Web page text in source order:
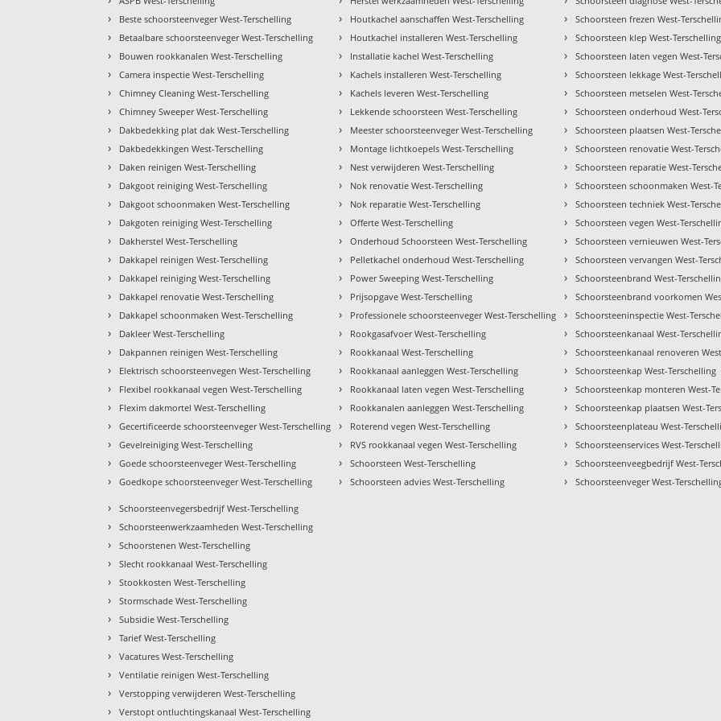
› Beste schoorsteenveger West-Terschelling
› Betaalbare schoorsteenveger West-Terschelling
› Bouwen rookkanalen West-Terschelling
› Camera inspectie West-Terschelling
› Chimney Cleaning West-Terschelling
› Chimney Sweeper West-Terschelling
› Dakbedekking plat dak West-Terschelling
› Dakbedekkingen West-Terschelling
› Daken reinigen West-Terschelling
› Dakgoot reiniging West-Terschelling
› Dakgoot schoonmaken West-Terschelling
› Dakgoten reiniging West-Terschelling
› Dakherstel West-Terschelling
› Dakkapel reinigen West-Terschelling
› Dakkapel reiniging West-Terschelling
› Dakkapel renovatie West-Terschelling
› Dakkapel schoonmaken West-Terschelling
› Dakleer West-Terschelling
› Dakpannen reinigen West-Terschelling
› Elektrisch schoorsteenvegen West-Terschelling
› Flexibel rookkanaal vegen West-Terschelling
› Flexim dakmortel West-Terschelling
› Gecertificeerde schoorsteenveger West-Terschelling
› Gevelreiniging West-Terschelling
› Goede schoorsteenveger West-Terschelling
› Goedkope schoorsteenveger West-Terschelling
› Houtkachel aanschaffen West-Terschelling
› Houtkachel installeren West-Terschelling
› Installatie kachel West-Terschelling
› Kachels installeren West-Terschelling
› Kachels leveren West-Terschelling
› Lekkende schoorsteen West-Terschelling
› Meester schoorsteenveger West-Terschelling
› Montage lichtkoepels West-Terschelling
› Nest verwijderen West-Terschelling
› Nok renovatie West-Terschelling
› Nok reparatie West-Terschelling
› Offerte West-Terschelling
› Onderhoud Schoorsteen West-Terschelling
› Pelletkachel onderhoud West-Terschelling
› Power Sweeping West-Terschelling
› Prijsopgave West-Terschelling
› Professionele schoorsteenveger West-Terschelling
› Rookgasafvoer West-Terschelling
› Rookkanaal West-Terschelling
› Rookkanaal aanleggen West-Terschelling
› Rookkanaal laten vegen West-Terschelling
› Rookkanalen aanleggen West-Terschelling
› Roterend vegen West-Terschelling
› RVS rookkanaal vegen West-Terschelling
› Schoorsteen West-Terschelling
› Schoorsteen advies West-Terschelling
› Schoorsteen frezen West-
› Schoorsteen klep West-Terschelling
› Schoorsteen laten vegen West-
› Schoorsteen lekkage West-
› Schoorsteen metselen West-
› Schoorsteen onderhoud West-
› Schoorsteen plaatsen West-
› Schoorsteen renovatie West-
› Schoorsteen reparatie West-
› Schoorsteen schoonmaken West-
› Schoorsteen techniek West-
› Schoorsteen vegen West-
› Schoorsteen vernieuwen West-
› Schoorsteen vervangen West-
› Schoorsteenbrand West-
› Schoorsteenbrand voorkomen
› Schoorsteeninspectie West-
› Schoorsteenkanaal West-
› Schoorsteenkanaal renoveren
› Schoorsteenkap West-Terschelling
› Schoorsteenkap monteren West-
› Schoorsteenkap plaatsen West-
› Schoorsteenplateau West-
› Schoorsteenservices West-
› Schoorsteenveegbedrijf West-
› Schoorsteenveger West-
› Schoorsteenvegersbedrijf West-Terschelling
› Schoorsteenwerkzaamheden West-Terschelling
› Schoorstenen West-Terschelling
› Slecht rookkanaal West-Terschelling
› Stookkosten West-Terschelling
› Stormschade West-Terschelling
› Subsidie West-Terschelling
› Tarief West-Terschelling
› Vacatures West-Terschelling
› Ventilatie reinigen West-Terschelling
› Verstopping verwijderen West-Terschelling
› Verstopt ontluchtingskanaal West-Terschelling